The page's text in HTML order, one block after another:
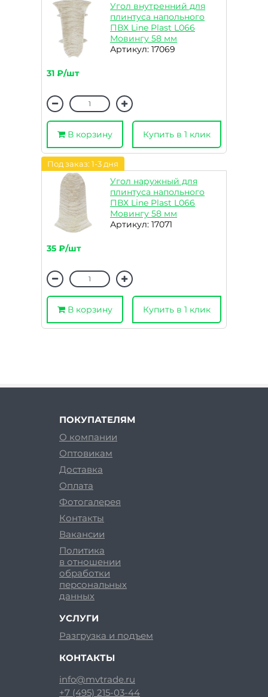
Угол внутренний для
плинтуса напольного
ПВХ Line Plast L066
Мовингу 58 мм
Артикул: 17069
31 ₽/шт
В корзину Купить в 1 клик
Под заказ: 1-3 дня
Угол наружный для
плинтуса напольного
ПВХ Line Plast L066
Мовингу 58 мм
Артикул: 17071
35 ₽/шт
В корзину Купить в 1 клик
ПОКУПАТЕЛЯМ
О компании
Оптовикам
Доставка
Оплата
Фотогалерея
Контакты
Вакансии
Политика
в отношении
обработки
персональных
данных
УСЛУГИ
Разгрузка и подъем
КОНТАКТЫ
info@mvtrade.ru
+7 (495) 215-03-44